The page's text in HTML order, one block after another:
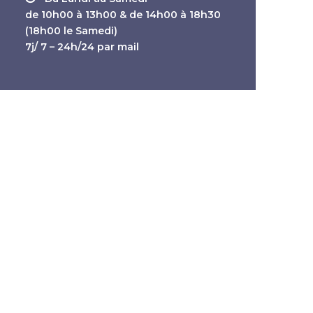
de 10h00 à 13h00 & de 14h00 à 18h30
(18h00 le Samedi)
7j/ 7 – 24h/24 par mail